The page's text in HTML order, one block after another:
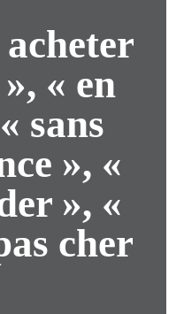
« en
sans
», «
», «
cher